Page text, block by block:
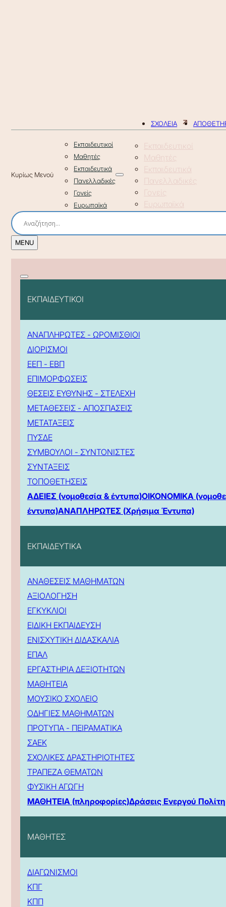
ΣΧΟΛΕΙΑ
Εκπαιδευτικοί
Μαθητές
Εκπαιδευτικά
Πανελλαδικές
Γονείς
Ευρωπαϊκά
Εκπαιδευτικοί
Μαθητές
Εκπαιδευτικά
Πανελλαδικές
Γονείς
Ευρωπαϊκά
ΕΚΠΑΙΔΕΥΤΙΚΟΙ
ΑΝΑΠΛΗΡΩΤΕΣ - ΩΡΟΜΙΣΘΙΟΙ
ΔΙΟΡΙΣΜΟΙ
ΕΕΠ - ΕΒΠ
ΕΠΙΜΟΡΦΩΣΕΙΣ
ΘΕΣΕΙΣ ΕΥΘΥΝΗΣ - ΣΤΕΛΕΧΗ
ΜΕΤΑΘΕΣΕΙΣ - ΑΠΟΣΠΑΣΕΙΣ
ΜΕΤΑΤΑΞΕΙΣ
ΠΥΣΔΕ
ΣΥΜΒΟΥΛΟΙ - ΣΥΝΤΟΝΙΣΤΕΣ
ΣΥΝΤΑΞΕΙΣ
ΤΟΠΟΘΕΤΗΣΕΙΣ
ΑΔΕΙΕΣ (νομοθεσία & έντυπα)ΟΙΚΟΝΟΜΙΚΑ
έντυπα)ΑΝΑΠΛΗΡΩΤΕΣ (Χρήσιμα Έντυπα)
ΕΚΠΑΙΔΕΥΤΙΚΑ
ΑΝΑΘΕΣΕΙΣ ΜΑΘΗΜΑΤΩΝ
ΑΞΙΟΛΟΓΗΣΗ
ΕΓΚΥΚΛΙΟΙ
ΕΙΔΙΚΗ ΕΚΠΑΙΔΕΥΣΗ
ΕΝΙΣΧΥΤΙΚΗ ΔΙΔΑΣΚΑΛΙΑ
ΕΠΑΛ
ΕΡΓΑΣΤΗΡΙΑ ΔΕΞΙΟΤΗΤΩΝ
ΜΑΘΗΤΕΙΑ
ΜΟΥΣΙΚΟ ΣΧΟΛΕΙΟ
ΟΔΗΓΙΕΣ ΜΑΘΗΜΑΤΩΝ
ΠΡΟΤΥΠΑ - ΠΕΙΡΑΜΑΤΙΚΑ
ΣΑΕΚ
ΣΧΟΛΙΚΕΣ ΔΡΑΣΤΗΡΙΟΤΗΤΕΣ
ΤΡΑΠΕΖΑ ΘΕΜΑΤΩΝ
ΦΥΣΙΚΗ ΑΓΩΓΗ
ΜΑΘΗΤΕΙΑ (πληροφορίες)Δράσεις Ενεργού Πολίτη
ΜΑΘΗΤΕΣ
ΔΙΑΓΩΝΙΣΜΟΙ
ΚΠΓ
ΚΠΠ